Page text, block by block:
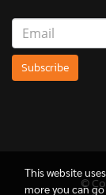
Subscribe
©
This website
more you can